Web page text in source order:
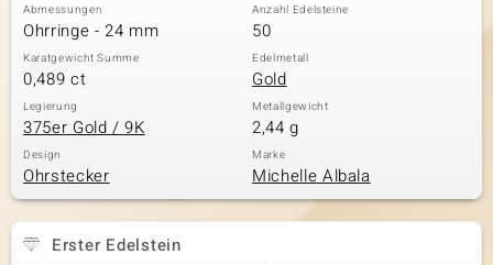
Classics
Abmessungen
Ohrringe - 24 mm
Anzahl Edelsteine
50
Karatgewicht Summe
0,489 ct
Edelmetall
Gold
Legierung
375er Gold / 9K
Metallgewicht
2,44 g
Design
Ohrstecker
Marke
Michelle Albala
Erster Edelstein